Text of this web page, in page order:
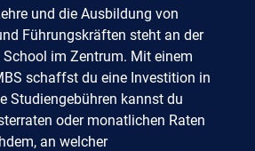
und die Ausbildung von
Führungskräften steht an der
im Zentrum. Mit einem
schaffst du eine Investition in
Studiengebühren kannst du
oder monatlichen Raten
an welcher